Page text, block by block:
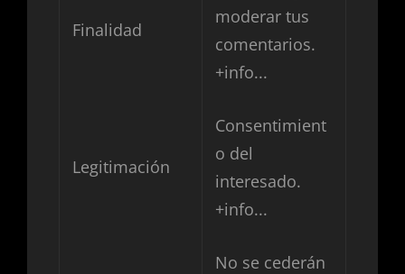
Finalidad
moderar tus
comentarios.
+info...
Legitimación
Consentimient
o del
interesado.
+info...
No se cederán